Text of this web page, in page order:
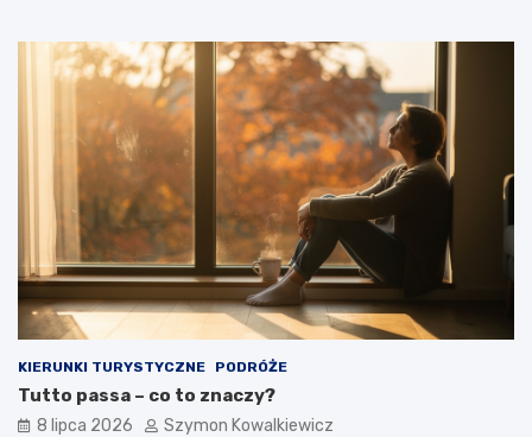
KIERUNKI TURYSTYCZNE PODRÓŻE
Tutto passa – co to znaczy?
8 lipca 2026 Szymon Kowalkiewicz